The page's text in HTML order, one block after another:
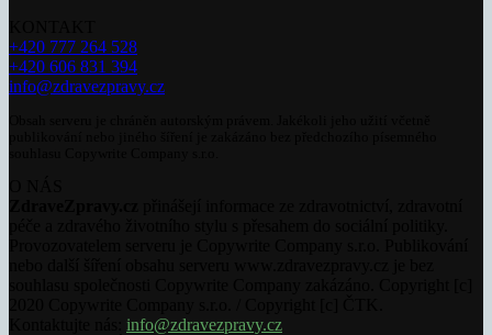
+420 777 264 528
+420 606 831 394
info@zdravezpravy.cz
info@zdravezpravy.cz